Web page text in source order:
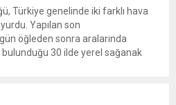
Türkiye genelinde iki farklı hava
Yapılan son
öğleden sonra aralarında
bulunduğu 30 ilde yerel sağanak
ulaşacak. Ayrıca...